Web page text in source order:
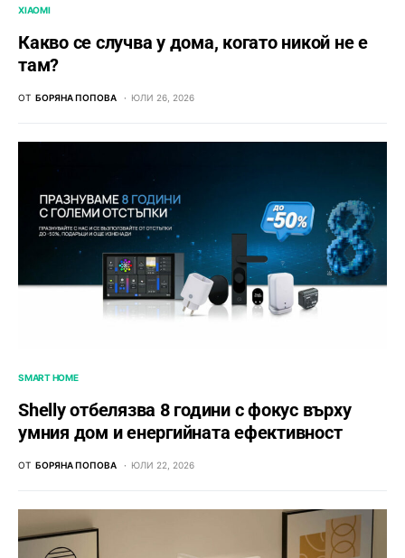
XIAOMI
Какво се случва у дома, когато никой не е
там?
ОТ БОРЯНА ПОПОВА ЮЛИ 26, 2026
SMART HOME
Shelly отбелязва 8 години с фокус върху
умния дом и енергийната ефективност
ОТ БОРЯНА ПОПОВА ЮЛИ 22, 2026